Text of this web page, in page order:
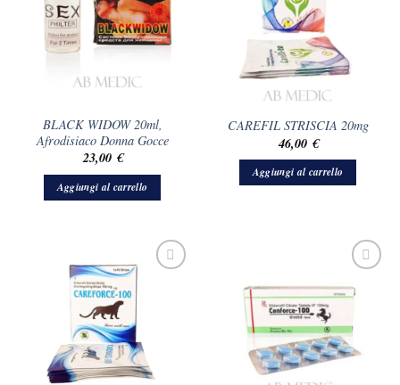
BLACK WIDOW 20ml,
Afrodisiaco Donna Gocce
23,00 €
Aggiungi al carrello
CAREFIL STRISCIA 20mg
46,00 €
Aggiungi al carrello